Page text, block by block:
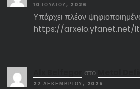
10 ΙΟΥΛΊΟΥ, 2026
Υπάρχει πλέον
https://arxeio.yfanet.net/
στο
27 ΔΕΚΕΜΒΡΊΟΥ, 2025